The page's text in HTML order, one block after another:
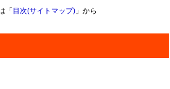
「 目次(サイトマップ)」から